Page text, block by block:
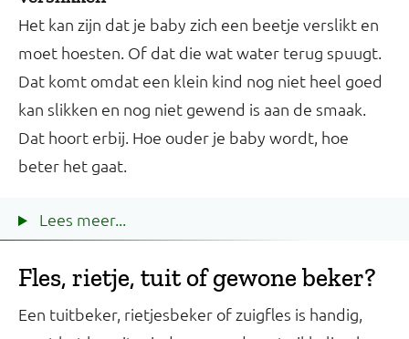
Het kan zijn dat je baby zich een beetje verslikt en
moet hoesten. Of dat die wat water terug spuugt.
Dat komt omdat een klein kind nog niet heel goed
kan slikken en nog niet gewend is aan de smaak.
Dat hoort erbij. Hoe ouder je baby wordt, hoe
beter het gaat.
Lees meer...
Fles, rietje, tuit of gewone beker?
Een tuitbeker, rietjesbeker of zuigfles is handig,